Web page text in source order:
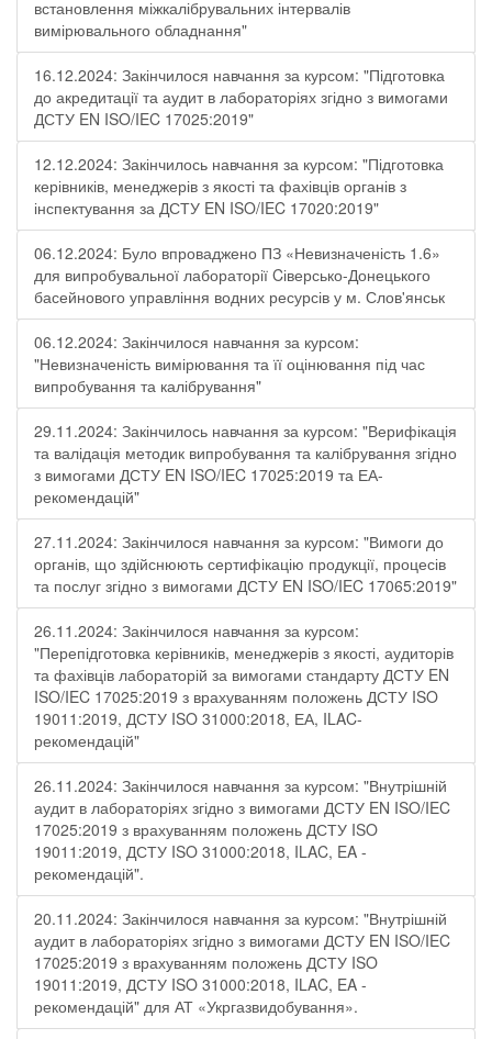
встановлення міжкалібрувальних інтервалів
вимірювального обладнання"
16.12.2024: Закінчилося навчання за курсом: "Підготовка
до акредитації та аудит в лабораторіях згідно з вимогами
ДСТУ EN ISO/IEC 17025:2019"
12.12.2024: Закінчилось навчання за курсом: "Підготовка
керівників, менеджерів з якості та фахівців органів з
інспектування за ДСТУ EN ISO/IEC 17020:2019"
06.12.2024: Було впроваджено ПЗ «Невизначеність 1.6»
для випробувальної лабораторії Cіверсько-Донецького
басейнового управління водних ресурсів у м. Слов'янськ
06.12.2024: Закінчилося навчання за курсом:
"Невизначеність вимірювання та її оцінювання під час
випробування та калібрування"
29.11.2024: Закінчилось навчання за курсом: "Верифікація
та валідація методик випробування та калібрування згідно
з вимогами ДСТУ EN ISO/IEC 17025:2019 та ЕА-
рекомендацій"
27.11.2024: Закінчилося навчання за курсом: "Вимоги до
органів, що здійснюють сертифікацію продукції, процесів
та послуг згідно з вимогами ДСТУ EN ISO/IEC 17065:2019"
26.11.2024: Закінчилося навчання за курсом:
"Перепідготовка керівників, менеджерів з якості, аудиторів
та фахівців лабораторій за вимогами стандарту ДСТУ EN
ISO/IEC 17025:2019 з врахуванням положень ДСТУ ISO
19011:2019, ДСТУ ISO 31000:2018, ЕА, ILAC-
рекомендацій"
26.11.2024: Закінчилося навчання за курсом: "Внутрішній
аудит в лабораторіях згідно з вимогами ДСТУ EN ISO/IEC
17025:2019 з врахуванням положень ДСТУ ISO
19011:2019, ДСТУ ISO 31000:2018, ILAC, EA -
рекомендацій".
20.11.2024: Закінчилося навчання за курсом: "Внутрішній
аудит в лабораторіях згідно з вимогами ДСТУ EN ISO/IEC
17025:2019 з врахуванням положень ДСТУ ISO
19011:2019, ДСТУ ISO 31000:2018, ILAC, EA -
рекомендацій" для АТ «Укргазвидобування».